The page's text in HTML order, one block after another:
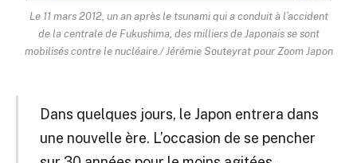
Le 11 mars 2012, un an après le tsunami qui a conduit à l’accident
de la centrale de Fukushima, des milliers de Japonais se sont
mobilisés contre le nucléaire./ Jérémie Souteyrat pour Zoom Japon
Dans quelques jours, le Japon entrera dans
une nouvelle ère. L’occasion de se pencher